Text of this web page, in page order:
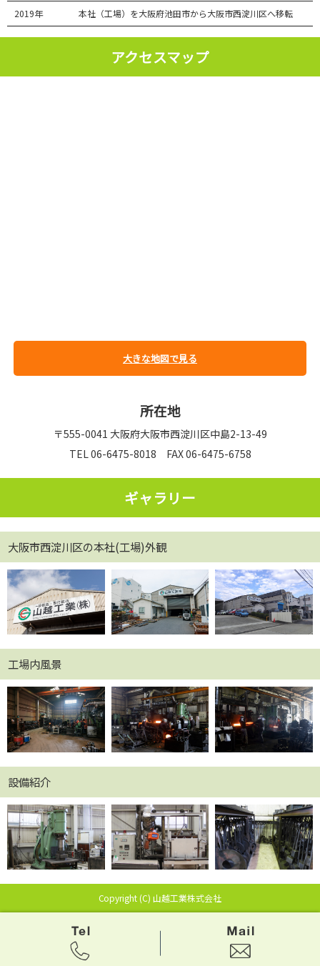
2019年 本社（工場）を大阪府池田市から大阪市西淀川区へ移転
アクセスマップ
大きな地図で見る
所在地
〒555-0041 大阪府大阪市西淀川区中島2-13-49
TEL 06-6475-8018 FAX 06-6475-6758
ギャラリー
大阪市西淀川区の本社(工場)外観
工場内風景
設備紹介
Copyright (C) 山越工業株式会社